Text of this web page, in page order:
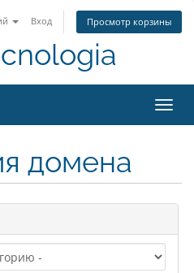
Вход Просмотр корзины
домена